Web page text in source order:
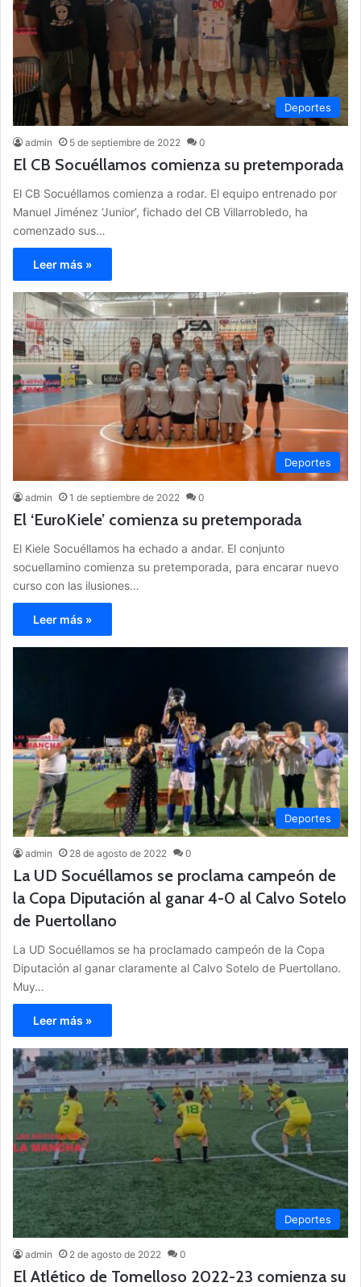
Deportes
admin 5 de septiembre de 2022 0
El CB Socuéllamos comienza su pretemporada
El CB Socuéllamos comienza a rodar. El equipo entrenado por
Manuel Jiménez ‘Junior’, fichado del CB Villarrobledo, ha
comenzado sus…
Leer más »
Deportes
admin 1 de septiembre de 2022 0
El ‘EuroKiele’ comienza su pretemporada
El Kiele Socuéllamos ha echado a andar. El conjunto
socuellamino comienza su pretemporada, para encarar nuevo
curso con las ilusiones…
Leer más »
Deportes
admin 28 de agosto de 2022 0
La UD Socuéllamos se proclama campeón de
la Copa Diputación al ganar 4-0 al Calvo Sotelo
de Puertollano
La UD Socuéllamos se ha proclamado campeón de la Copa
Diputación al ganar claramente al Calvo Sotelo de Puertollano.
Muy…
Leer más »
Deportes
admin 2 de agosto de 2022 0
El Atlético de Tomelloso 2022-23 comienza su